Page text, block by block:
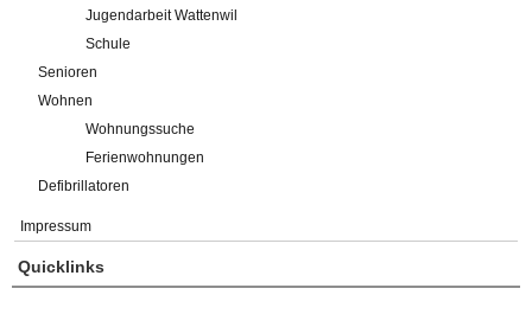
Jugendarbeit Wattenwil
Schule
Senioren
Wohnen
Wohnungssuche
Ferienwohnungen
Defibrillatoren
Impressum
Quicklinks